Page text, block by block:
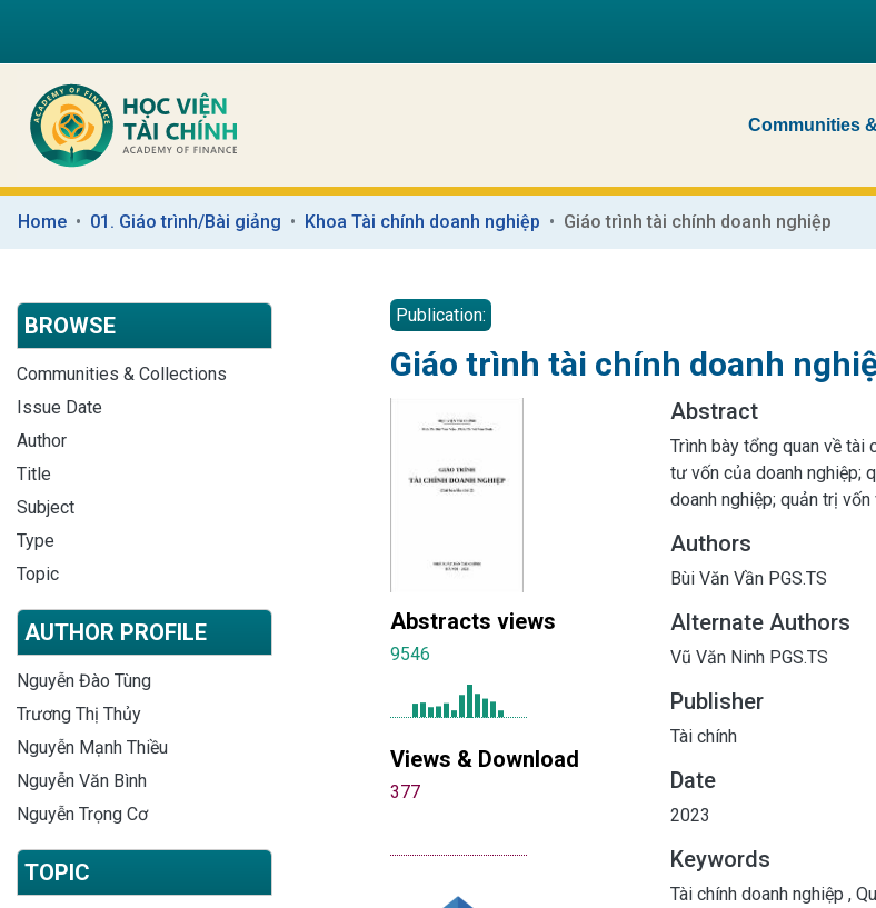
Communities
Home 01. Giáo trình/Bài giảng Khoa Tài chính doanh nghiệp Giáo trình tài chính doanh nghiệp
BROWSE
Communities & Collections
Issue Date
Author
Title
Subject
Type
Topic
AUTHOR PROFILE
Nguyễn Đào Tùng
Trương Thị Thủy
Nguyễn Mạnh Thiều
Nguyễn Văn Bình
Nguyễn Trọng Cơ
TOPIC
Publication:
Giáo trình tài chính doanh
Abstracts views
9546
Views & Download
377
Abstract
Trình bày tổng quan về tài
tư vốn của doanh nghiệp;
doanh nghiệp; quản trị
Authors
Bùi Văn Vần PGS.TS
Alternate Authors
Vũ Văn Ninh PGS.TS
Publisher
Tài chính
Date
2023
Keywords
Tài chính doanh nghiệp ,